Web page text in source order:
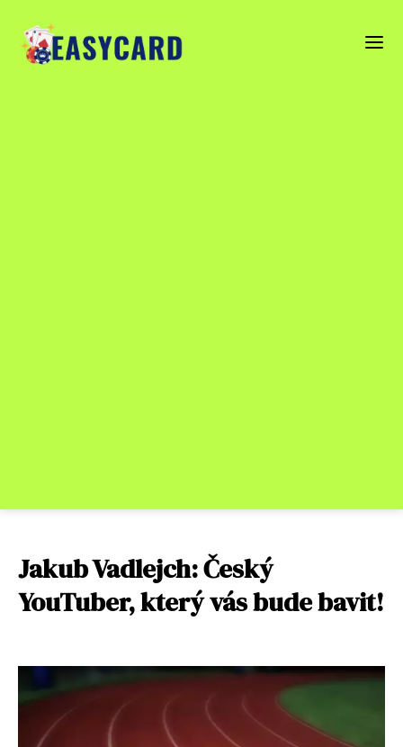
Jakub Vadlejch: Český
YouTuber, který vás bude bavit!